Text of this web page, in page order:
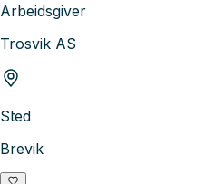
Arbeidsgiver
Trosvik AS
Sted
Brevik